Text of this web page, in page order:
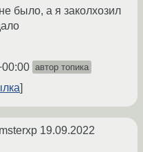
было, а я заколхозил
автор топика
19.09.2022